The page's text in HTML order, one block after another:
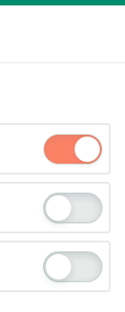
obligāti
reklāmas.